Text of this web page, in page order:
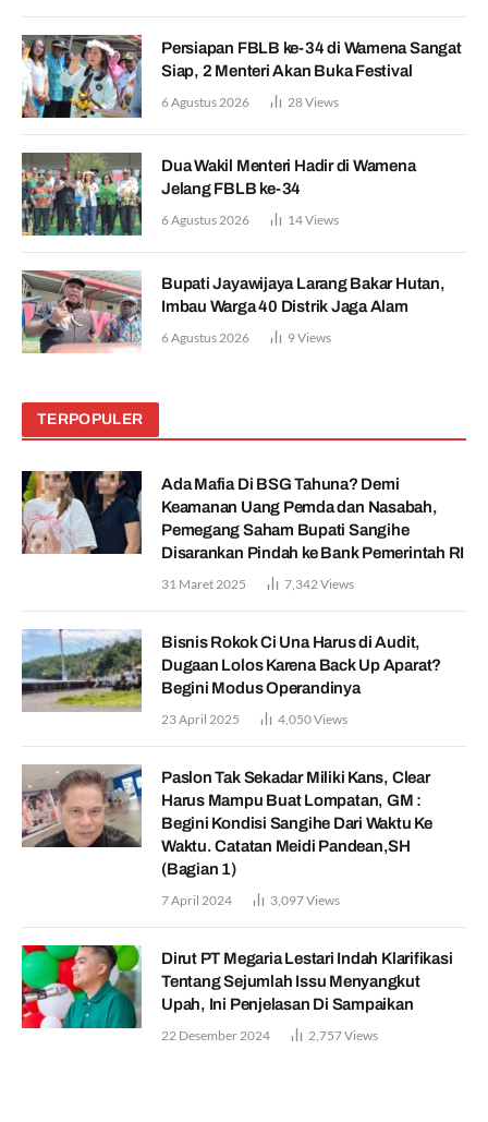
Persiapan FBLB ke-34 di Wamena Sangat
Siap, 2 Menteri Akan Buka Festival
6 Agustus 2026 28Views
Dua Wakil Menteri Hadir di Wamena
Jelang FBLB ke-34
6 Agustus 2026 14Views
Bupati Jayawijaya Larang Bakar Hutan,
Imbau Warga 40 Distrik Jaga Alam
6 Agustus 2026 9Views
TERPOPULER
Ada Mafia Di BSG Tahuna? Demi
Keamanan Uang Pemda dan Nasabah,
Pemegang Saham Bupati Sangihe
Disarankan Pindah ke Bank Pemerintah RI
31 Maret 2025 7,342 Views
Bisnis Rokok Ci Una Harus di Audit,
Dugaan Lolos Karena Back Up Aparat?
Begini Modus Operandinya
23 April 2025 4,050Views
Paslon Tak Sekadar Miliki Kans, Clear
Harus Mampu Buat Lompatan, GM :
Begini Kondisi Sangihe Dari Waktu Ke
Waktu. Catatan Meidi Pandean,SH
(Bagian 1)
7 April 2024 3,097Views
Dirut PT Megaria Lestari Indah Klarifikasi
Tentang Sejumlah Issu Menyangkut
Upah, Ini Penjelasan Di Sampaikan
22 Desember 2024 2,757Views